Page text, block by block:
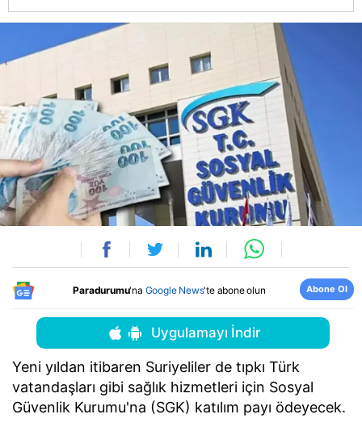
Paradurumu'na Google News'te abone olun Abone Ol
Uygulamayı İndir
Yeni yıldan itibaren Suriyeliler de tıpkı Türk
vatandaşları gibi sağlık hizmetleri için Sosyal
Güvenlik Kurumu'na (SGK) katılım payı ödeyecek.